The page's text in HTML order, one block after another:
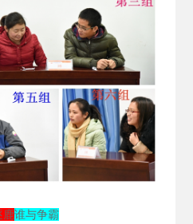
鹿谁与争霸